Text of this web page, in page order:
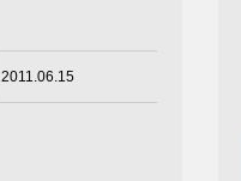
2011.06.15